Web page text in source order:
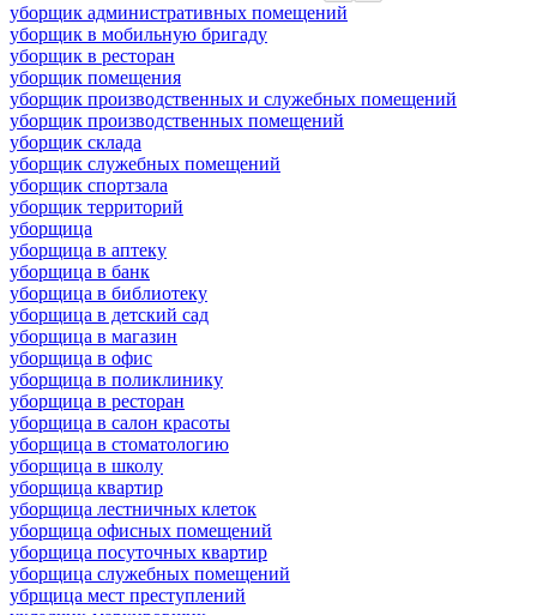
уборщик административных помещений
уборщик в мобильную бригаду
уборщик в ресторан
уборщик помещения
уборщик производственных и служебных помещений
уборщик производственных помещений
уборщик склада
уборщик служебных помещений
уборщик спортзала
уборщик территорий
уборщица
уборщица в аптеку
уборщица в банк
уборщица в библиотеку
уборщица в детский сад
уборщица в магазин
уборщица в офис
уборщица в поликлинику
уборщица в ресторан
уборщица в салон красоты
уборщица в стоматологию
уборщица в школу
уборщица квартир
уборщица лестничных клеток
уборщица офисных помещений
уборщица посуточных квартир
уборщица служебных помещений
убрщица мест преступлений